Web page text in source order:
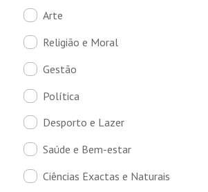
Arte
Religião e Moral
Gestão
Política
Desporto e Lazer
Saúde e Bem-estar
Ciências Exactas e Naturais